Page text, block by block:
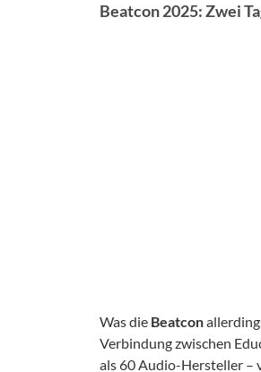
Beatcon 2025: Zwei
Was die Beatcon
Verbindung zwischen
als 60 Audio-Hersteller –